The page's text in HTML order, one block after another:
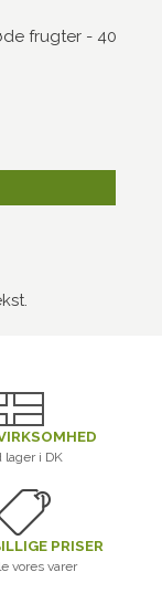
frugter - 40
lager i DK
PRISER
vores varer